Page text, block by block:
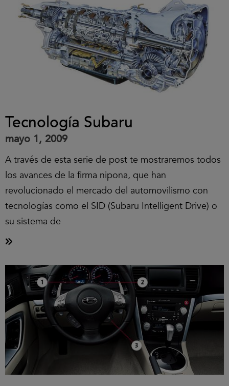
Tecnología Subaru
mayo 1, 2009
A través de esta serie de post te mostraremos todos
los avances de la firma nipona, que han
revolucionado el mercado del automovilismo con
tecnologías como el SID (Subaru Intelligent Drive) o
su sistema de